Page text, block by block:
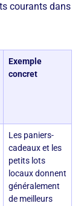
courants dans
Exemple
concret
Les paniers-
cadeaux et les
petits lots
locaux donnent
généralement
de meilleurs